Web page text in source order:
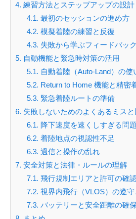
4. 練習方法とステップアップの設計
4.1. 最初のセッションの進め方
4.2. 模擬着陸の練習と反復
4.3. 失敗から学ぶフィードバッ
5. 自動機能と緊急時対策の活用
5.1. 自動着陸（Auto‐Land）の使
5.2. Return to Home 機能と精密
5.3. 緊急着陸ルートの準備
6. 失敗しないためのよくあるミス
6.1. 降下速度を速くしすぎる問題
6.2. 着陸地点の視認性不足
6.3. 過信と操作の乱れ
7. 安全対策と法律・ルールの理解
7.1. 飛行規制エリアと許可の確
7.2. 視界内飛行（VLOS）の遵
7.3. バッテリーと安全距離の確保